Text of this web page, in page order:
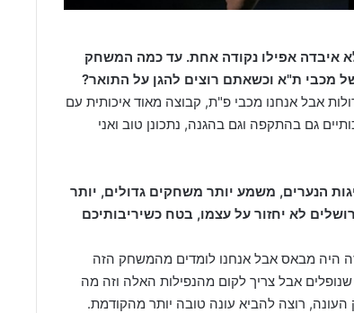
איבדה אפילו נקודה אחת. עד כמה המשחק
מכבי ת"א וכשאתם רוצים להגן על התואר?
אבל אנחנו מכבי פ"ת, קבוצה מאוד איכותית עם
גם בהתקפה וגם בהגנה, נתכונן טוב ואני
הנערים, משמע יותר משחקים גדולים, יותר
לא יחזור על עצמו, בטח כשיריבותיכם
היה מבאס אבל אנחנו לומדים מהמשחק הזה
אבל צריך לקום מהנפילות האלה וזה מה
גם במשחק העונה, רוצה להביא עונה טובה יותר מהקודמת.